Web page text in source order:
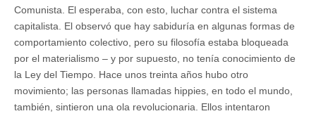
Comunista. El esperaba, con esto, luchar contra el sistema
capitalista. El observó que hay sabiduría en algunas formas de
comportamiento colectivo, pero su filosofía estaba bloqueada
por el materialismo – y por supuesto, no tenía conocimiento de
la Ley del Tiempo. Hace unos treinta años hubo otro
movimiento; las personas llamadas hippies, en todo el mundo,
también, sintieron una ola revolucionaria. Ellos intentaron